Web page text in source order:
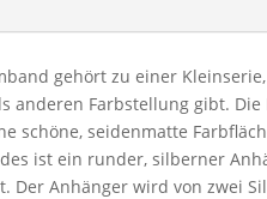
gehört zu einer
anderen Farbstellung gibt. Die
schöne, seidenmatte
ist ein runder, silberner
Der Anhänger wird von zwei